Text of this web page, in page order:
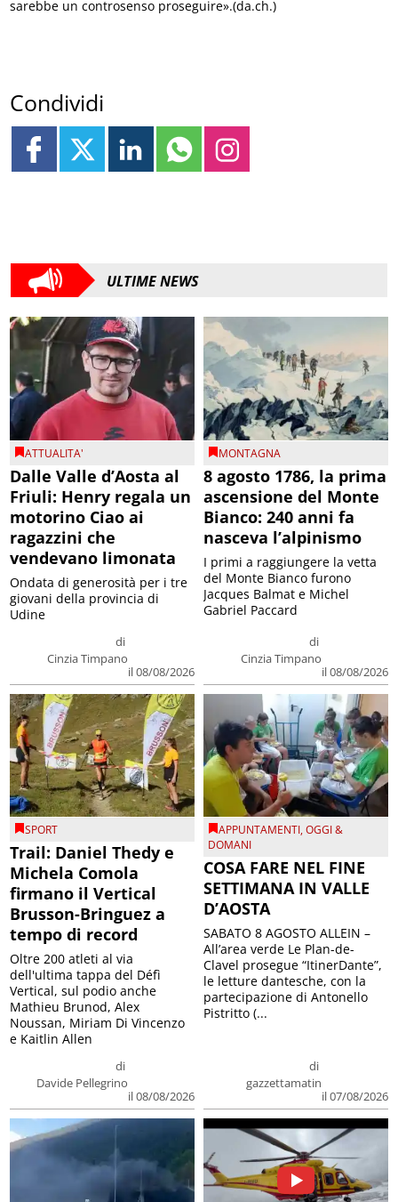
sarebbe un controsenso proseguire».(da.ch.)
Condividi
ULTIME NEWS
ATTUALITA'
Dalle Valle d’Aosta al
Friuli: Henry regala un
motorino Ciao ai
ragazzini che
vendevano limonata
di
Cinzia Timpano
il 08/08/2026
Ondata di generosità per i tre
giovani della provincia di
Udine
MONTAGNA
8 agosto 1786, la prima
ascensione del Monte
Bianco: 240 anni fa
nasceva l’alpinismo
di
Cinzia Timpano
il 08/08/2026
I primi a raggiungere la vetta
del Monte Bianco furono
Jacques Balmat e Michel
Gabriel Paccard
SPORT
Trail: Daniel Thedy e
Michela Comola
firmano il Vertical
Brusson-Bringuez a
tempo di record
di
Davide Pellegrino
il 08/08/2026
Oltre 200 atleti al via
dell'ultima tappa del Défì
Vertical, sul podio anche
Mathieu Brunod, Alex
Noussan, Miriam Di Vincenzo
e Kaitlin Allen
APPUNTAMENTI,OGGI &
DOMANI
COSA FARE NEL FINE
SETTIMANA IN VALLE
D’AOSTA
di
gazzettamatin
il 07/08/2026
SABATO 8 AGOSTO ALLEIN –
All’area verde Le Plan-de-
Clavel prosegue “ItinerDante”,
le letture dantesche, con la
partecipazione di Antonello
Pistritto (...